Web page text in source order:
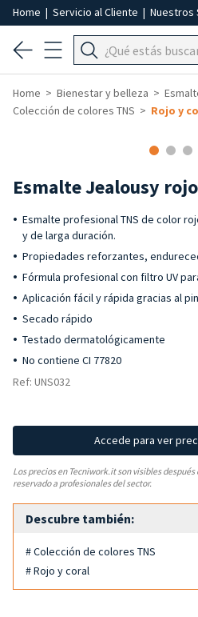
Home | Servicio al Cliente | Nuestros
Home Bienestar y belleza
Colección de colores TNS
Rojo y
Esmalte Jealousy
Esmalte profesional TNS de color
y de larga duración.
Propiedades reforzantes,
Fórmula profesional con filtro UV
Aplicación fácil y rápida gracias al
Secado rápido
Testado dermatológicamente
No contiene CI 77820
Ref: UNS032
Accede para ver
Los precios en Tecniwork.it son visibles
reservado a profesionales del sector.
Descubre también:
# Colección de colores TNS
# Rojo y coral